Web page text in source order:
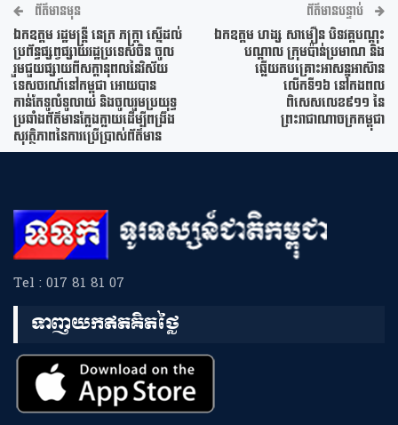
ព័ត៌មានមុន
ឯកឧត្តម រដ្ឋមន្រ្តី នេត្រ ភក្ត្រា ស្នើដល់
ប្រព័ន្ធផ្សព្វផ្សាយរដ្ឋប្រទេសចិន ចូល
រួមជួយផ្សាយពីសក្តានុពលនៃវិស័យ
ទេសចរណ៍នៅកម្ពុជា អោយបាន
កាន់តែទូលំទូលាយ និងចូលរួមប្រយុទ្ធ
ប្រឆាំងព័ត៌មានក្លែងក្លាយដើម្បីពង្រឹង
សុវត្ថិភាពនៃការប្រើប្រាស់ព័ត៌មាន
ព័ត៌មានបន្ទាប់
ឯកឧត្តម ហង្ស សាមឿន បិទវគ្គបណ្តុះ
បណ្តាល ក្រុមប៉ាន់ប្រមាណ និង
ឆ្លើយតបគ្រោះអាសន្នអាស៊ាន
លើកទី១៦ នៅកងពល
ពិសេសលេខ៩១១ នៃ
ព្រះរាជាណាចក្រកម្ពុជា
Tel : 017 81 81 07
ទាញយកឥតគិតថ្លៃ